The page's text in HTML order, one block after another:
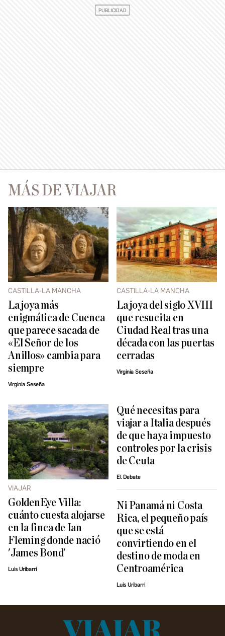
MÁS DE VIAJAR
CASTILLA-LA MANCHA
La joya más
enigmática de Cuenca
que parece sacada de
«El Señor de los
Anillos» cambia para
siempre
Virginia Seseña
CASTILLA-LA MANCHA
La joya del siglo XVIII
que resucita en
Ciudad Real tras una
década con las puertas
cerradas
Virginia Seseña
VIAJAR
GoldenEye Villa:
cuánto cuesta alojarse
en la finca de Ian
Fleming donde nació
'James Bond'
Luis Uribarri
Qué necesitas para
viajar a Italia después
de que haya impuesto
controles por la crisis
de Ceuta
El Debate
Ni Panamá ni Costa
Rica, el pequeño país
que se está
convirtiendo en el
destino de moda en
Centroamérica
Luis Uribarri